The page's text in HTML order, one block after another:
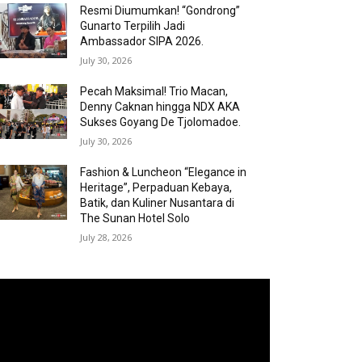
Resmi Diumumkan! “Gondrong”
Gunarto Terpilih Jadi
Ambassador SIPA 2026.
July 30, 2026
Pecah Maksimal! Trio Macan,
Denny Caknan hingga NDX AKA
Sukses Goyang De Tjolomadoe.
July 30, 2026
Fashion & Luncheon “Elegance in
Heritage”, Perpaduan Kebaya,
Batik, dan Kuliner Nusantara di
The Sunan Hotel Solo
July 28, 2026